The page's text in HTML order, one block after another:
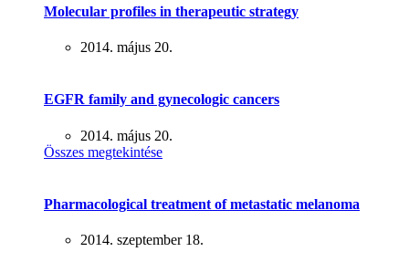
Molecular profiles in therapeutic strategy
2014. május 20.
EGFR family and gynecologic cancers
2014. május 20.
Összes megtekintése
Pharmacological treatment of metastatic melanoma
2014. szeptember 18.